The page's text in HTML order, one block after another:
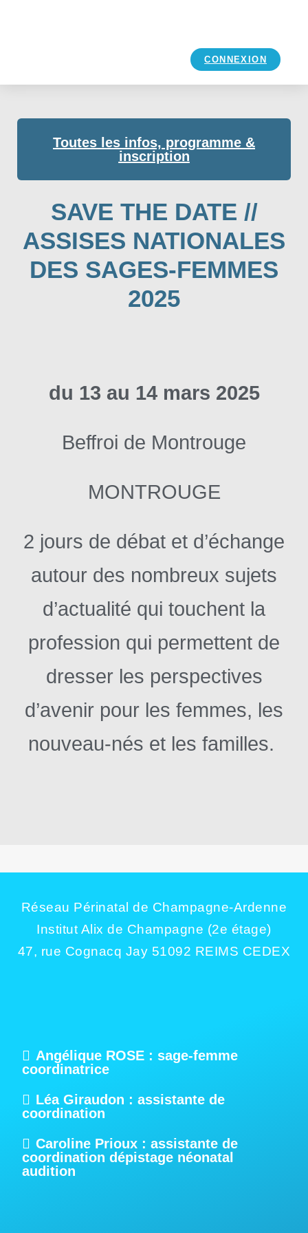
CONNEXION
SAVE THE DATE //
ASSISES NATIONALES
DES SAGES-FEMMES
2025
du 13 au 14 mars 2025
Beffroi de Montrouge
MONTROUGE
2 jours de débat et d’échange
autour des nombreux sujets
d’actualité qui touchent la
profession qui permettent de
dresser les perspectives
d’avenir pour les femmes, les
nouveau-nés et les familles.
Toutes les infos, programme &
inscription
Réseau Périnatal de Champagne-Ardenne
Institut Alix de Champagne (2e étage)
47, rue Cognacq Jay 51092 REIMS CEDEX
Angélique ROSE : sage-femme
coordinatrice
Léa Giraudon : assistante de
coordination
Caroline Prioux : assistante de
coordination dépistage néonatal
audition